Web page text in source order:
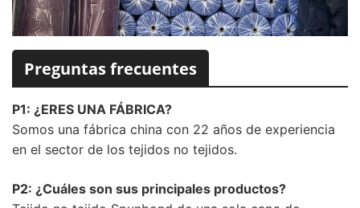
Preguntas frecuentes
P1: ¿ERES UNA FÁBRICA?
Somos una fábrica china con 22 años de experiencia
en el sector de los tejidos no tejidos.
P2: ¿Cuáles son sus principales productos?